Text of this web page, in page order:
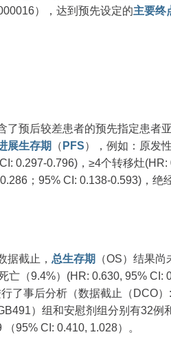
），达到预先设定的主要终
了预后较差患者的预先指定患者
展生存期 （ PFS），例如：原发
0.297-0.796)，≥4个转移灶
；95% CI: 0.138-0.593)，绝
据截止， 总生存期
（OS）结果
亡（9.4%）(HR: 0.630, 95% CI:
了事后分析（数据截止（DCO
）组和安慰剂组分别有32
（95% CI: 0.410, 1.028）。